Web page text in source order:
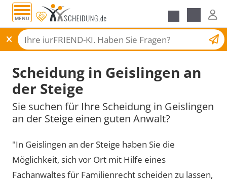
MENÜ
Scheidungsantrag
Scheidung in Geislingen an
der Steige
Sie suchen für Ihre Scheidung in Geislingen
an der Steige einen guten Anwalt?
"In Geislingen an der Steige haben Sie die
Möglichkeit, sich vor Ort mit Hilfe eines
Fachanwaltes für Familienrecht scheiden zu lassen,